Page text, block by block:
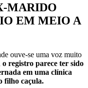
MARIDO
EM MEIO A
ouve-se uma voz muito
o registro parece ter sido
em uma clínica
filho caçula.